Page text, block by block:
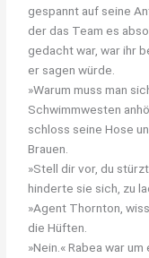
gespannt auf seine
der das Team es
gedacht war, war ihr
er sagen würde.
»Warum muss man
Schwimmwesten
schloss seine Hose
Brauen.
»Stell dir vor, du
hinderte sie sich, zu
»Agent Thornton,
die Hüften.
»Nein.« Rabea war